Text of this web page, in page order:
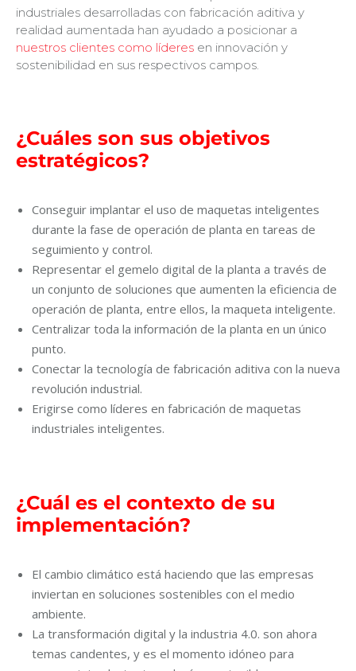
industriales desarrolladas con fabricación aditiva y
realidad aumentada han ayudado a posicionar a
nuestros clientes como líderes en innovación y
sostenibilidad en sus respectivos campos.
¿Cuáles son sus objetivos
estratégicos?
Conseguir implantar el uso de maquetas inteligentes
durante la fase de operación de planta en tareas de
seguimiento y control.
Representar el gemelo digital de la planta a través de
un conjunto de soluciones que aumenten la eficiencia de
operación de planta, entre ellos, la maqueta inteligente.
Centralizar toda la información de la planta en un único
punto.
Conectar la tecnología de fabricación aditiva con la nueva
revolución industrial.
Erigirse como líderes en fabricación de maquetas
industriales inteligentes.
¿Cuál es el contexto de su
implementación?
El cambio climático está haciendo que las empresas
inviertan en soluciones sostenibles con el medio
ambiente.
La transformación digital y la industria 4.0. son ahora
temas candentes, y es el momento idóneo para